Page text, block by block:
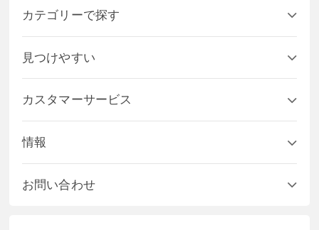
カテゴリーで探す
見つけやすい
カスタマーサービス
情報
お問い合わせ